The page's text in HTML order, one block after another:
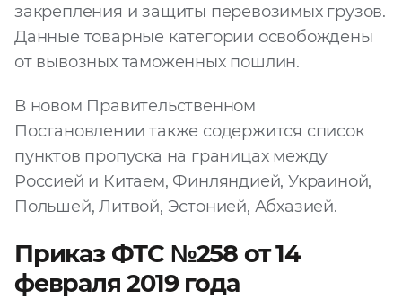
закрепления и защиты перевозимых грузов.
Данные товарные категории освобождены
от вывозных таможенных пошлин.
В новом Правительственном
Постановлении также содержится список
пунктов пропуска на границах между
Россией и Китаем, Финляндией, Украиной,
Польшей, Литвой, Эстонией, Абхазией.
Приказ ФТС №258 от 14
февраля 2019 года